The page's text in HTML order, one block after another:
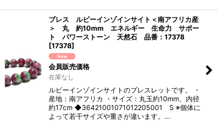
ブレス ルビーインゾインサイト＜南アフリカ産
＞ 丸 約10mm エネルギー 生命力 サポー
ト パワーストーン 天然石 品番：17378
[17378]
会員販売価格
在庫なし
ルビーインゾインサイトのブレスレットです。 ・
産地：南アフリカ ・サイズ：丸玉約10mm、内径
約17cm ◆36421001071012205001 S ※個体に
よって若干サイズや重さが違います。…